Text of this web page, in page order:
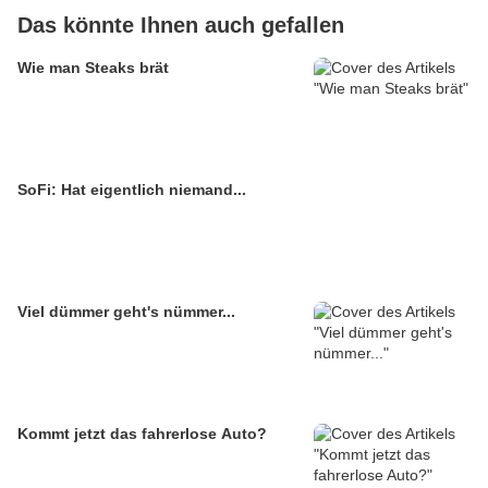
Das könnte Ihnen auch gefallen
Wie man Steaks brät
SoFi: Hat eigentlich niemand...
Viel dümmer geht's nümmer...
Kommt jetzt das fahrerlose Auto?